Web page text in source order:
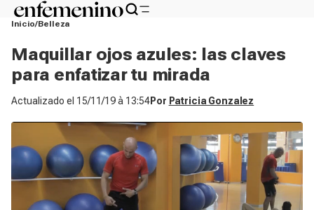
Inicio Belleza
Maquillar ojos azules: las claves
para enfatizar tu mirada
Actualizado el 15/11/19 à 13:54Por Patricia Gonzalez